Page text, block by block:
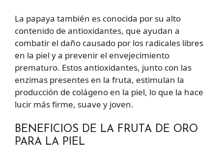
La papaya también es conocida por su alto
contenido de antioxidantes, que ayudan a
combatir el daño causado por los radicales libres
en la piel y a prevenir el envejecimiento
prematuro. Estos antioxidantes, junto con las
enzimas presentes en la fruta, estimulan la
producción de colágeno en la piel, lo que la hace
lucir más firme, suave y joven.
BENEFICIOS DE LA FRUTA DE ORO
PARA LA PIEL